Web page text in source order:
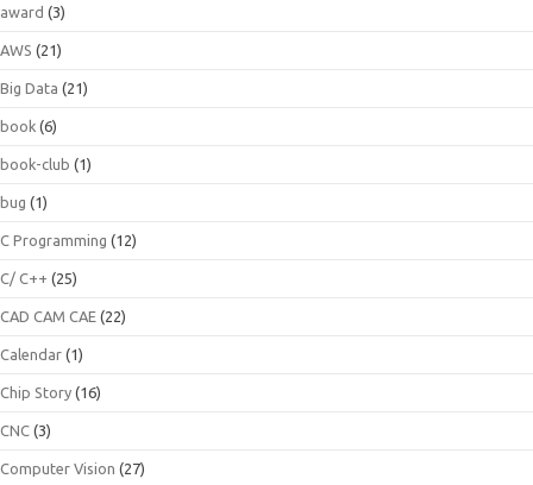
award (3)
AWS (21)
Big Data (21)
book (6)
book-club (1)
bug (1)
C Programming (12)
C/ C++ (25)
CAD CAM CAE (22)
Calendar (1)
Chip Story (16)
CNC (3)
Computer Vision (27)